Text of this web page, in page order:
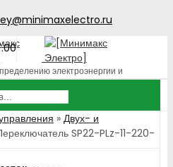
электроэнергии и
» Двух- и
SP22-PLz-11-220-